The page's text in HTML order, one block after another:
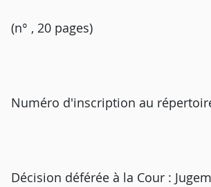
(n° , 20 pages)
Numéro d'inscription au
Décision déférée à la Cour :